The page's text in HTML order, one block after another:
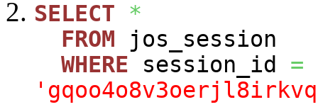
SELECT
*
FROM jos_session
WHERE session_id =